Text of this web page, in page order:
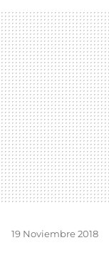
19 Noviembre 2018